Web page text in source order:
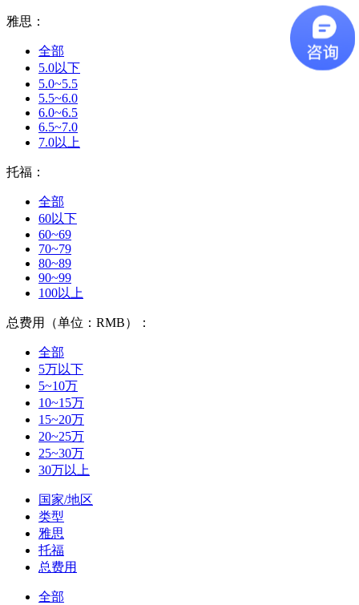
雅思：
全部
5.0以下
5.0~5.5
5.5~6.0
6.0~6.5
6.5~7.0
7.0以上
托福：
全部
60以下
60~69
70~79
80~89
90~99
100以上
总费用（单位：RMB）：
全部
5万以下
5~10万
10~15万
15~20万
20~25万
25~30万
30万以上
国家/地区
类型
雅思
托福
总费用
全部